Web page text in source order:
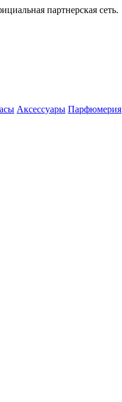
партнерская сеть.
Аксессуары Парфюмерия